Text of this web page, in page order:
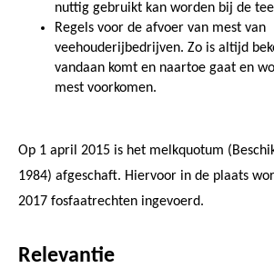
nuttig gebruikt kan worden bij de
Regels voor de afvoer van mest van
veehouderijbedrijven. Zo is altijd
vandaan komt en naartoe gaat en
mest voorkomen.
Op 1 april 2015 is het melkquotum
1984) afgeschaft. Hiervoor in de plaats
2017 fosfaatrechten ingevoerd.
Relevantie